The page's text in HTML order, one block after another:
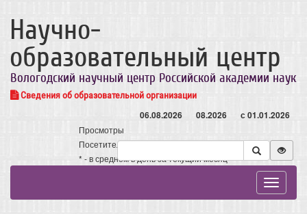
Научно-
образовательный центр
Вологодский научный центр Российской академии наук
Сведения об образовательной организации
06.08.2026 08.2026 с 01.01.2026
Просмотры
Посетители
* - в среднем в день за текущий месяц
Toggle